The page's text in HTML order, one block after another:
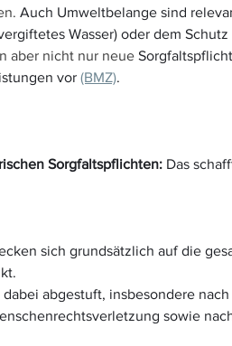
Auch Umweltbelange sind
Wasser) oder dem
aber nicht nur neue
vor (BMZ).
Sorgfaltspflichten: Das
sich grundsätzlich auf die
abgestuft, insbesondere nach
sowie